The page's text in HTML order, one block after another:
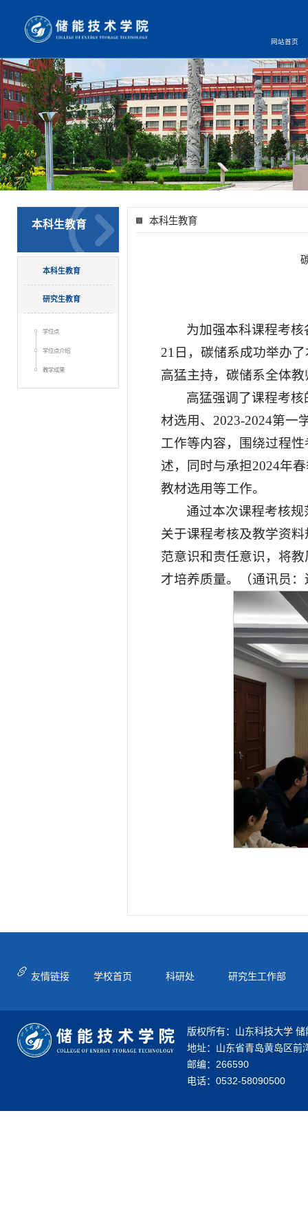
网站首页
本科生教育
本科生教育
研究生教育
学位点
学位点介绍
教学成果
本科生教育
为加强本科课程考
21日，碳储系成功举办
高猛主持，碳储系全体
高猛强调了课程考
材选用、2023-2024第一
工作等内容，围绕过程
述，同时与承担2024年
教材选用等工作。
通过本次课程考核
关于课程考核及教学资
范意识和责任意识，将
才培养质量。（通讯员
友情链接 学校首页 科研处 研究生工作部
版权所有：山东科技大学
地址：山东省青岛黄岛区前
邮编：266590
电话：0532-58090500